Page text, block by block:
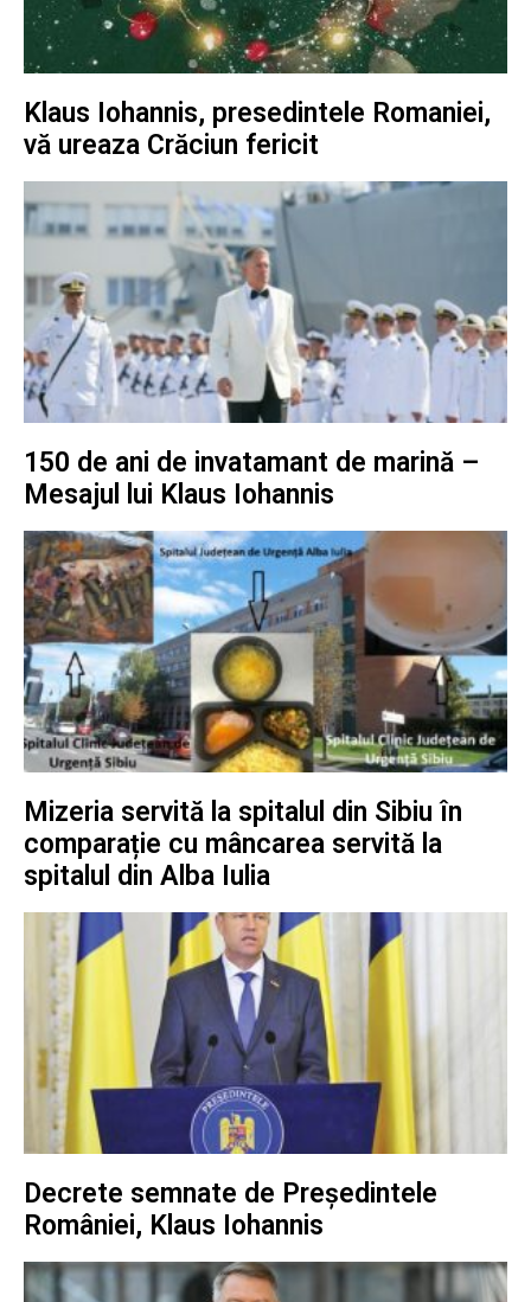
Klaus Iohannis, presedintele Romaniei,
vă ureaza Crăciun fericit
150 de ani de invatamant de marină –
Mesajul lui Klaus Iohannis
Mizeria servită la spitalul din Sibiu în
comparație cu mâncarea servită la
spitalul din Alba Iulia
Decrete semnate de Președintele
României, Klaus Iohannis